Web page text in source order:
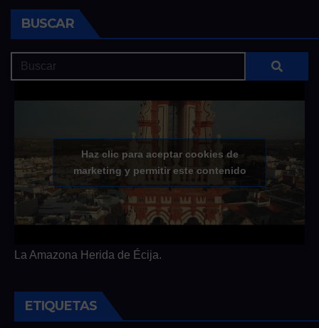
BUSCAR
Haz clic para aceptar cookies de
marketing y permitir este contenido
La Amazona Herida de Écija.
ETIQUETAS